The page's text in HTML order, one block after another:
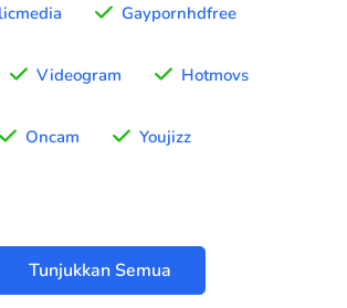
Gaypornhdfree
Videogram Hotmovs
Oncam Youjizz
Tunjukkan Semua